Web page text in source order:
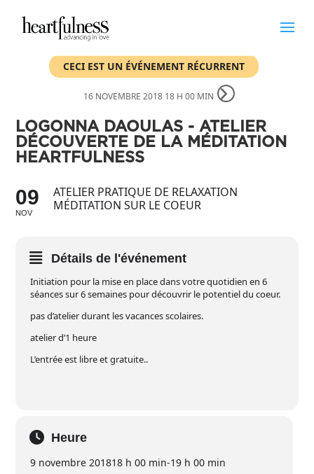
CECI EST UN ÉVÉNEMENT RÉCURRENT
16 NOVEMBRE 2018 18 H 00 MIN
LOGONNA DAOULAS - ATELIER
DÉCOUVERTE DE LA MÉDITATION
HEARTFULNESS
09
NOV
ATELIER PRATIQUE DE RELAXATION
MÉDITATION SUR LE COEUR
Détails de l'événement
Initiation pour la mise en place dans votre quotidien en 6
séances sur 6 semaines pour découvrir le potentiel du coeur.
pas d’atelier durant les vacances scolaires.
atelier d’1 heure
L’entrée est libre et gratuite..
Heure
9 novembre 201818 h 00 min-19 h 00 min